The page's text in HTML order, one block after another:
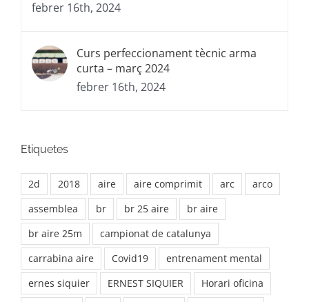
febrer 16th, 2024
Curs perfeccionament tècnic arma
curta – març 2024
febrer 16th, 2024
Etiquetes
2d 2018 aire aire comprimit arc
arco
assemblea
br br 25 aire
br aire
br aire 25m
campionat de catalunya
carrabina aire
Covid19
entrenament mental
ernes siquier
ERNEST SIQUIER
Horari oficina